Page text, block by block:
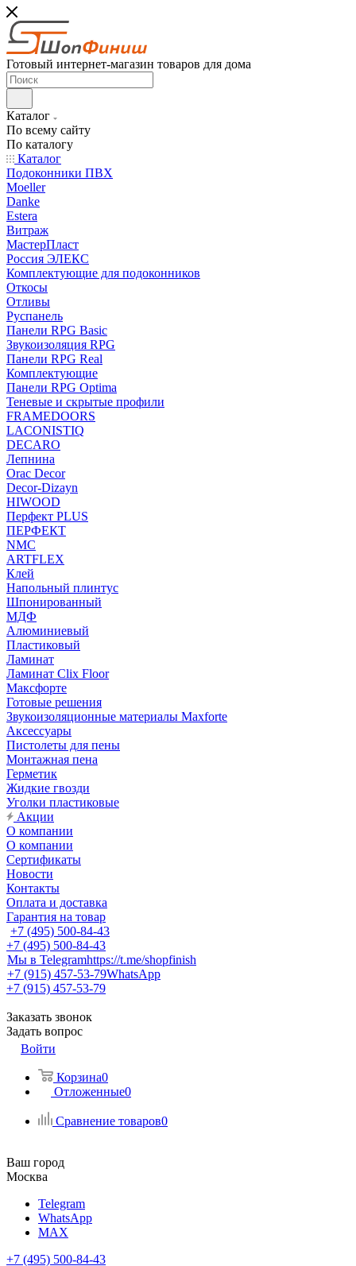
Готовый интернет-магазин товаров для дома
Каталог
По всему сайту
По каталогу
Каталог
Подоконники ПВХ
Moeller
Danke
Estera
Витраж
МастерПласт
Россия ЭЛЕКС
Комплектующие для подоконников
Откосы
Отливы
Руспанель
Панели RPG Basic
Звукоизоляция RPG
Панели RPG Real
Комплектующие
Панели RPG Optima
Теневые и скрытые профили
FRAMEDOORS
LACONISTIQ
DECARO
Лепнина
Orac Decor
Decor-Dizayn
HIWOOD
Перфект PLUS
ПЕРФЕКТ
NMC
ARTFLEX
Клей
Напольный плинтус
Шпонированный
МДФ
Алюминиевый
Пластиковый
Ламинат
Ламинат Clix Floor
Максфорте
Готовые решения
Звукоизоляционные материалы Maxforte
Аксессуары
Пистолеты для пены
Монтажная пена
Герметик
Жидкие гвозди
Уголки пластиковые
Акции
О компании
О компании
Сертификаты
Новости
Контакты
Оплата и доставка
Гарантия на товар
+7 (495) 500-84-43
+7 (495) 500-84-43
Мы в Telegramhttps://t.me/shopfinish
+7 (915) 457-53-79WhatsApp
+7 (915) 457-53-79
Заказать звонок
Задать вопрос
Войти
Корзина0
Отложенные0
Сравнение товаров0
Ваш город
Москва
Telegram
WhatsApp
MAX
+7 (495) 500-84-43